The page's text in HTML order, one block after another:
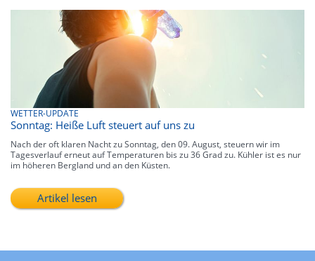
WETTER-UPDATE
Sonntag: Heiße Luft steuert auf uns zu
Nach der oft klaren Nacht zu Sonntag, den 09. August, steuern wir im
Tagesverlauf erneut auf Temperaturen bis zu 36 Grad zu. Kühler ist es nur
im höheren Bergland und an den Küsten.
Artikel lesen